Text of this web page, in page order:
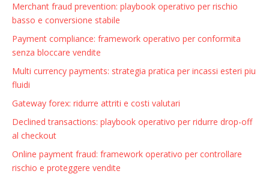
Merchant fraud prevention: playbook operativo per rischio
basso e conversione stabile
Payment compliance: framework operativo per conformita
senza bloccare vendite
Multi currency payments: strategia pratica per incassi esteri piu
fluidi
Gateway forex: ridurre attriti e costi valutari
Declined transactions: playbook operativo per ridurre drop-off
al checkout
Online payment fraud: framework operativo per controllare
rischio e proteggere vendite